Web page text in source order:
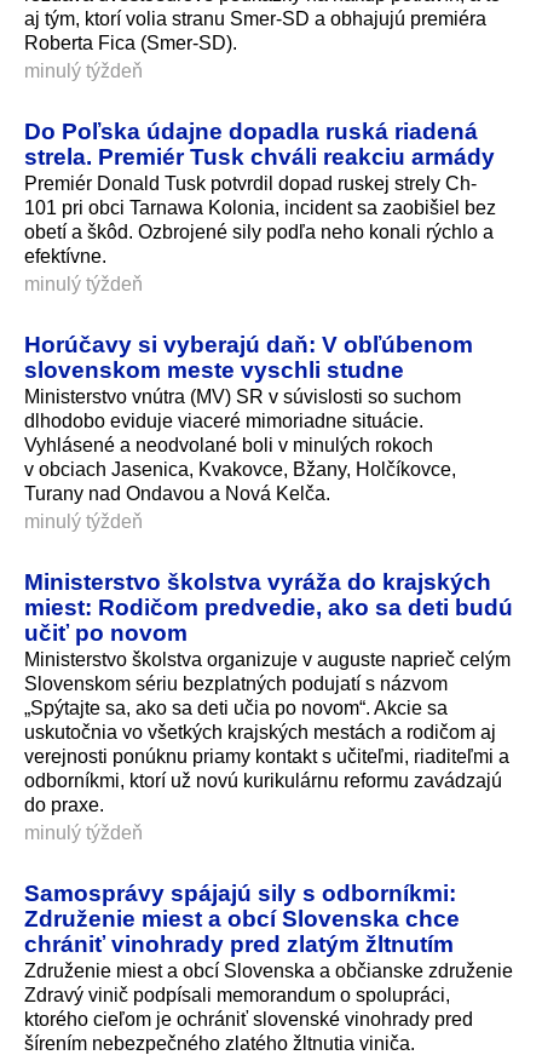
aj tým, ktorí volia stranu Smer-SD a obhajujú premiéra
Roberta Fica (Smer-SD).
minulý týždeň
Do Poľska údajne dopadla ruská riadená
strela. Premiér Tusk chváli reakciu armády
Premiér Donald Tusk potvrdil dopad ruskej strely Ch-
101 pri obci Tarnawa Kolonia, incident sa zaobišiel bez
obetí a škôd. Ozbrojené sily podľa neho konali rýchlo a
efektívne.
minulý týždeň
Horúčavy si vyberajú daň: V obľúbenom
slovenskom meste vyschli studne
Ministerstvo vnútra (MV) SR v súvislosti so suchom
dlhodobo eviduje viaceré mimoriadne situácie.
Vyhlásené a neodvolané boli v minulých rokoch
v obciach Jasenica, Kvakovce, Bžany, Holčíkovce,
Turany nad Ondavou a Nová Kelča.
minulý týždeň
Ministerstvo školstva vyráža do krajských
miest: Rodičom predvedie, ako sa deti budú
učiť po novom
Ministerstvo školstva organizuje v auguste naprieč celým
Slovenskom sériu bezplatných podujatí s názvom
„Spýtajte sa, ako sa deti učia po novom“. Akcie sa
uskutočnia vo všetkých krajských mestách a rodičom aj
verejnosti ponúknu priamy kontakt s učiteľmi, riaditeľmi a
odborníkmi, ktorí už novú kurikulárnu reformu zavádzajú
do praxe.
minulý týždeň
Samosprávy spájajú sily s odborníkmi:
Združenie miest a obcí Slovenska chce
chrániť vinohrady pred zlatým žltnutím
Združenie miest a obcí Slovenska a občianske združenie
Zdravý vinič podpísali memorandum o spolupráci,
ktorého cieľom je ochrániť slovenské vinohrady pred
šírením nebezpečného zlatého žltnutia viniča.